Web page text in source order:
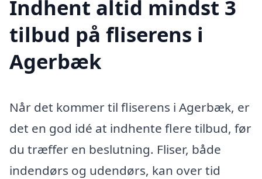
Indhent altid mindst 3
tilbud på fliserens i
Agerbæk
Når det kommer til fliserens i Agerbæk, er
det en god idé at indhente flere tilbud, før
du træffer en beslutning. Fliser, både
indendørs og udendørs, kan over tid